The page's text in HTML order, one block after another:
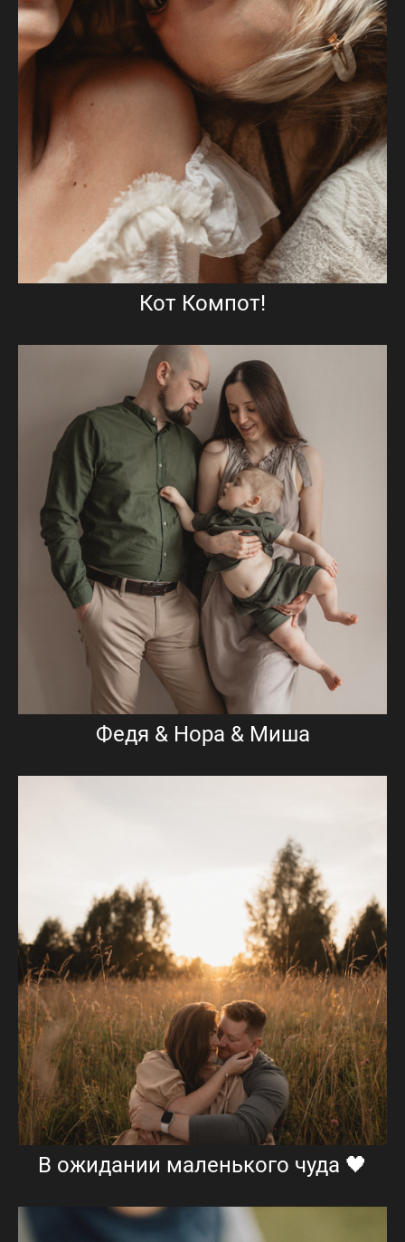
Кот Компот!
Федя & Нора & Миша
В ожидании маленького чуда 🖤